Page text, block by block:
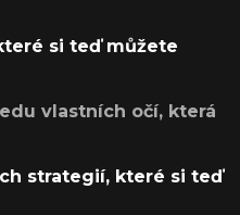
si teď můžete
vlastních očí, která
strategií, které si teď